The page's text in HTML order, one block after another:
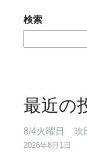
検索
最近の
8/4火曜日 吹
2026年8月1日